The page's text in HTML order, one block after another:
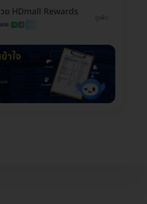
ย HDmall Rewards
ดูเพิ่ม